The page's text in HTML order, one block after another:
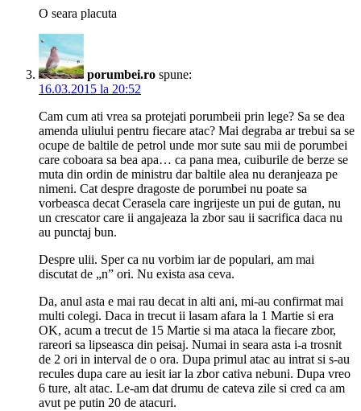
O seara placuta
porumbei.ro spune:
16.03.2015 la 20:52
Cam cum ati vrea sa protejati porumbeii prin lege? Sa se dea
amenda uliului pentru fiecare atac? Mai degraba ar trebui sa se
ocupe de baltile de petrol unde mor sute sau mii de porumbei
care coboara sa bea apa… ca pana mea, cuiburile de berze se
muta din ordin de ministru dar baltile alea nu deranjeaza pe
nimeni. Cat despre dragoste de porumbei nu poate sa
vorbeasca decat Cerasela care ingrijeste un pui de gutan, nu
un crescator care ii angajeaza la zbor sau ii sacrifica daca nu
au punctaj bun.
Despre ulii. Sper ca nu vorbim iar de populari, am mai
discutat de „n” ori. Nu exista asa ceva.
Da, anul asta e mai rau decat in alti ani, mi-au confirmat mai
multi colegi. Daca in trecut ii lasam afara la 1 Martie si era
OK, acum a trecut de 15 Martie si ma ataca la fiecare zbor,
rareori sa lipseasca din peisaj. Numai in seara asta i-a trosnit
de 2 ori in interval de o ora. Dupa primul atac au intrat si s-au
recules dupa care au iesit iar la zbor cativa nebuni. Dupa vreo
6 ture, alt atac. Le-am dat drumu de cateva zile si cred ca am
avut pe putin 20 de atacuri.